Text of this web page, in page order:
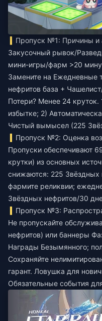
Пропуск №1: Причины и
Закусочный рывок/
мини-игры/фарм >20
Замените на Ежедневные
нефритов база +
Потери? Менее 24 круток.
избытке; 2)
Чистый вымысел (225
Пропуск №2: Оценка
Пропуски обеспечивают
крутки) из основных
снижаются: 225 Звёздных
фармите реликвии;
Звёздных нефритов/30
Пропуск №3:
Не пропускайте
нефритов) или баннеры
Награды Безымянного;
Сохраняйте
гарант. Ловушка для
Обязательные события